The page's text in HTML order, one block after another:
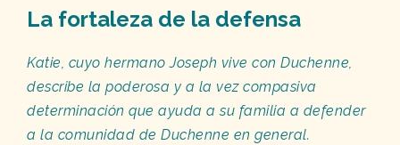
La fortaleza de la defensa
Katie, cuyo hermano Joseph vive con Duchenne,
describe la poderosa y a la vez compasiva
determinación que ayuda a su familia a defender
a la comunidad de Duchenne en general.